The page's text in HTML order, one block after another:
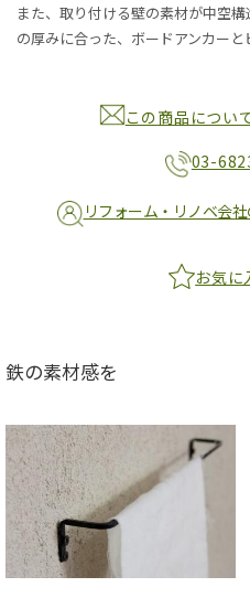
また、取り付ける壁の素材が中空
の厚みに合った、ボードアンカーと
この商品につい
03-
リフォーム・リノベ会
お気に
鉄の素材感を